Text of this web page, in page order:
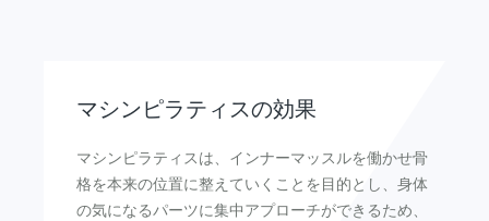
マシンピラティスの効果
マシンピラティスは、インナーマッスルを働かせ骨
格を本来の位置に整えていくことを目的とし、身体
の気になるパーツに集中アプローチができるため、